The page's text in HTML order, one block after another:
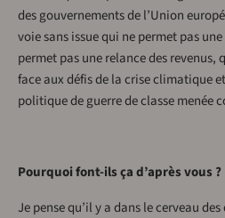
des gouvernements de l’Union
voie sans issue qui ne permet pas
permet pas une relance des revenus,
face aux défis de la crise climatique
politique de guerre de classe menée
Pourquoi font-ils ça d’après vous ?
Je pense qu’il y a dans le cerveau